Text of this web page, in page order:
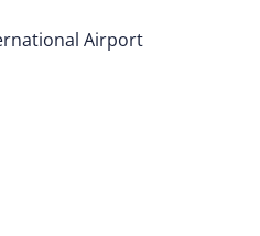
Airport